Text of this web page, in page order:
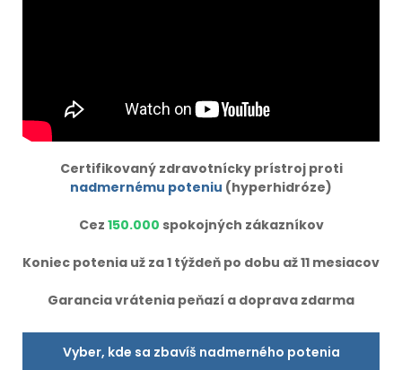
Certifikovaný zdravotnícky prístroj proti
nadmernému poteniu (hyperhidróze)
Cez 150.000 spokojných zákazníkov
Koniec potenia už za 1 týždeň po dobu až 11 mesiacov
Garancia vrátenia peňazí a doprava zdarma
Vyber, kde sa zbavíš nadmerného potenia